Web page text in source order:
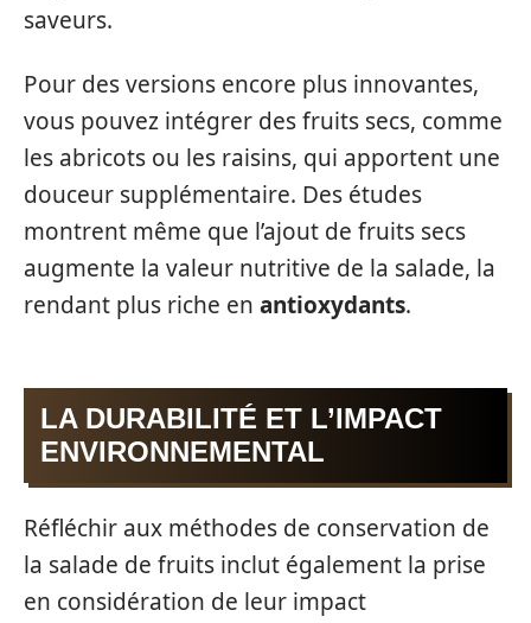
saveurs.
Pour des versions encore plus innovantes,
vous pouvez intégrer des fruits secs, comme
les abricots ou les raisins, qui apportent une
douceur supplémentaire. Des études
montrent même que l’ajout de fruits secs
augmente la valeur nutritive de la salade, la
rendant plus riche en antioxydants.
LA DURABILITÉ ET L’IMPACT
ENVIRONNEMENTAL
Réfléchir aux méthodes de conservation de
la salade de fruits inclut également la prise
en considération de leur impact